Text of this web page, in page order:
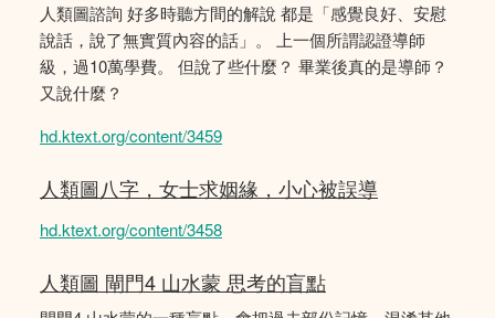
人類圖諮詢 好多時聽方間的解說 都是「感覺良好、安慰
說話，說了無實質內容的話」。 上一個所謂認證導師
級，過10萬學費。 但說了些什麼？ 畢業後真的是導師？
又說什麼？
hd.ktext.org/content/3459
人類圖八字，女士求姻緣，小心被誤導
hd.ktext.org/content/3458
人類圖 閘門4 山水蒙 思考的盲點